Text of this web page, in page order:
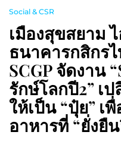
Social & CSR
เมืองสุขสยาม
ธนาคารกสิกร
SCGP จัดงาน
รักษ์โลกปี2” เ
ให้เป็น “ปุ๋ย” เ
อาหารที่ “ยั่งยื